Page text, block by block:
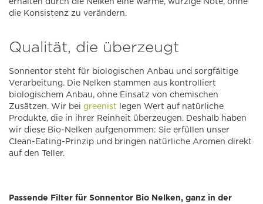
die Konsistenz zu verändern.
Qualität, die überzeugt
Sonnentor steht für biologischen Anbau und sorgfältige
Verarbeitung. Die Nelken stammen aus kontrolliert
biologischem Anbau, ohne Einsatz von chemischen
Zusätzen. Wir bei greenist legen Wert auf natürliche
Produkte, die in ihrer Reinheit überzeugen. Deshalb haben
wir diese Bio-Nelken aufgenommen: Sie erfüllen unser
Clean-Eating-Prinzip und bringen natürliche Aromen direkt
auf den Teller.
Passende Filter für Sonnentor Bio Nelken, ganz in der